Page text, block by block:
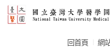
回首頁 網